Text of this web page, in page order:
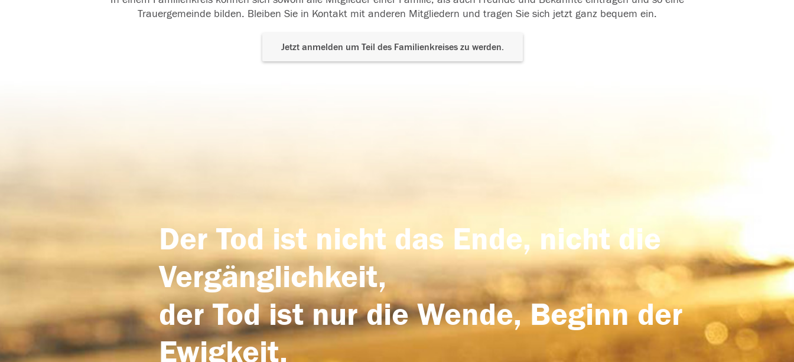
Trauergemeinde bilden. Bleiben Sie in Kontakt mit anderen Mitgliedern und tragen Sie sich jetzt ganz bequem ein.
Jetzt anmelden um Teil des Familienkreises zu werden.
Der Tod ist nicht das Ende, nicht die
Vergänglichkeit,
der Tod ist nur die Wende, Beginn der
Ewigkeit.